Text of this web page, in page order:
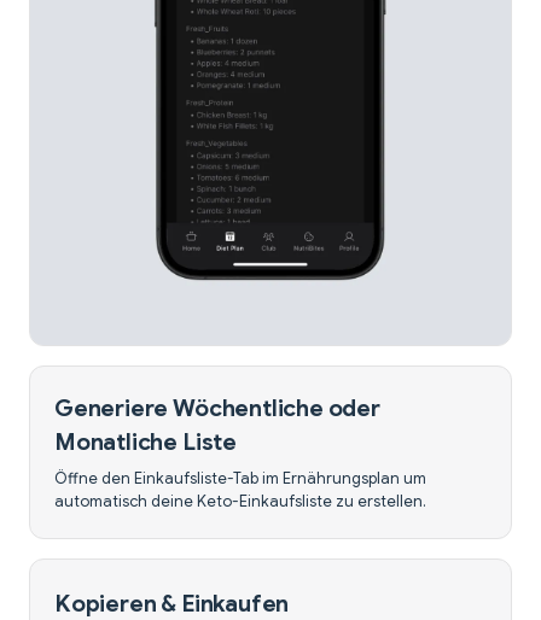
Generiere Wöchentliche oder
Monatliche Liste
Öffne den Einkaufsliste-Tab im Ernährungsplan um
automatisch deine Keto-Einkaufsliste zu erstellen.
Kopieren & Einkaufen